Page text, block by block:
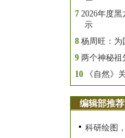
7 2026年度
示
8 杨周旺：为
9 两个神秘祖
10
《自然》
编辑部推
科研绘图